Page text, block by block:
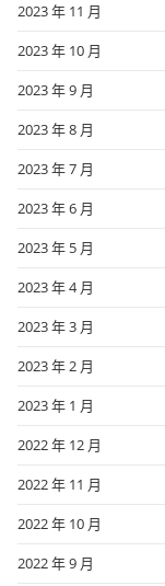
2023 年 11 月
2023 年 10 月
2023 年 9 月
2023 年 8 月
2023 年 7 月
2023 年 6 月
2023 年 5 月
2023 年 4 月
2023 年 3 月
2023 年 2 月
2023 年 1 月
2022 年 12 月
2022 年 11 月
2022 年 10 月
2022 年 9 月